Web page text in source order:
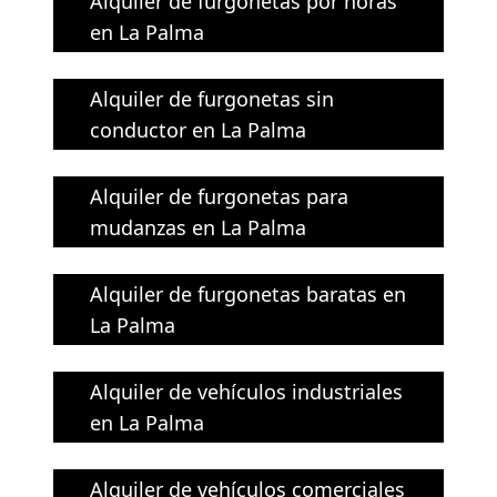
en La Palma
Alquiler de furgonetas sin
conductor en La Palma
Alquiler de furgonetas para
mudanzas en La Palma
Alquiler de furgonetas baratas en
La Palma
Alquiler de vehículos industriales
en La Palma
Alquiler de vehículos comerciales